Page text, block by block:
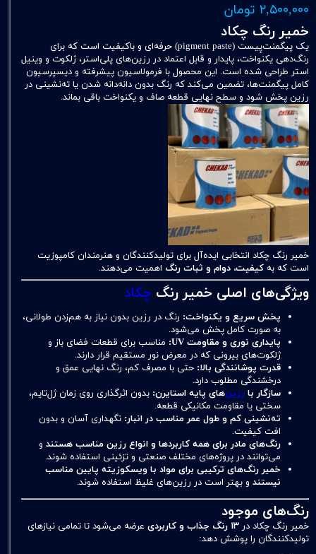
۲,۵۰۰,۰۰۰ تومان
خمیر رنگ چکاد
یک پیگمنت‌پِیست (pigment paste) حرفه‌ای و باکیفیت است که برای
رنگ‌دهی یکنواخت، پایدار و قابل اعتماد در رزین‌های پلی‌استر، ژلکوت و وینیل
استر طراحی شده است. این محصول با فرمولاسیون پیشرفته و دیسپرسیون
کامل پیگمنت‌ها، تضمین می‌کند که رنگ بدون دانه‌دانه شدن یا ته‌نشینی در
رزین پخش شود و سطح نهایی قطعه صاف و یکنواخت باقی بماند.
خمیر رنگ چکاد انتخابی ایده‌آل برای تولیدکنندگان و هنرمندان کامپوزیت
است که به کیفیت، دوام و ثبات رنگ اهمیت می‌دهند.
ویژگی‌های اصلی خمیر رنگ چکاد
پخش سریع و یکنواخت: رنگ در رزین بدون نیاز به هم‌زدن طولانی،
به صورت کامل پخش می‌شود.
پایداری نوری و مقاومت UV:
مناسب برای قطعات فضای باز و
ژلکوت‌های بیرونی که در معرض نور مستقیم قرار دارند.
قدرت پوشانندگی بالا: حتی با مصرف کم، رنگ نهایی عمق و
درخشندگی مطلوب دارد.
سازگار با رزین‌های پایه استایرن: بدون اثرگذاری روی زمان ژل‌تایم،
سختی یا مقاومت مکانیکی قطعه.
ته‌نشینی کم و طول عمر مناسب در انبار: نگهداری آسان و بدون
افت کیفیت.
رنگ‌های مادر برای همه کاربردها و انواع رزین مناسب هستند و
می‌توانند در پروژه‌های مختلف صنعتی و تزئینی استفاده شوند.
خمیر رنگ‌های ترکیبی برای مواد با ویسکوزیته پایین مناسب
نیستند و بهتر است در رزین‌های غلیظ استفاده شوند.
رنگ‌های موجود
خمیر رنگ چکاد در ۱۳ رنگ جذاب و کاربردی
عرضه می‌شود تا تمامی نیازهای
تولیدکنندگان را پوشش دهد: